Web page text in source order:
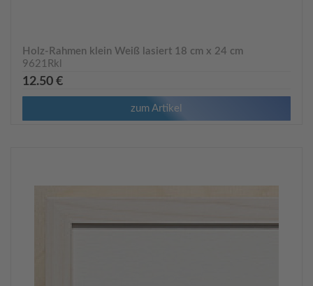
Holz-Rahmen klein Weiß lasiert 18 cm x 24 cm
9621Rkl
12.50 €
zum Artikel